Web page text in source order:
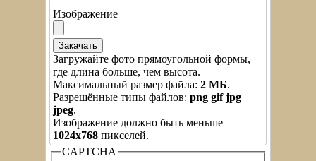
Изображение
Загружайте фото прямоугольной формы,
где длина больше, чем высота.
Максимальный размер файла: 2 МБ.
Разрешённые типы файлов: png gif jpg
jpeg.
Изображение должно быть меньше
1024x768 пикселей.
CAPTCHA